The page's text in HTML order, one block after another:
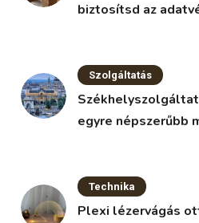
biztosítsd az
Szolgáltatás
egyre népszerűbb
Technika
Plexi lézervágás